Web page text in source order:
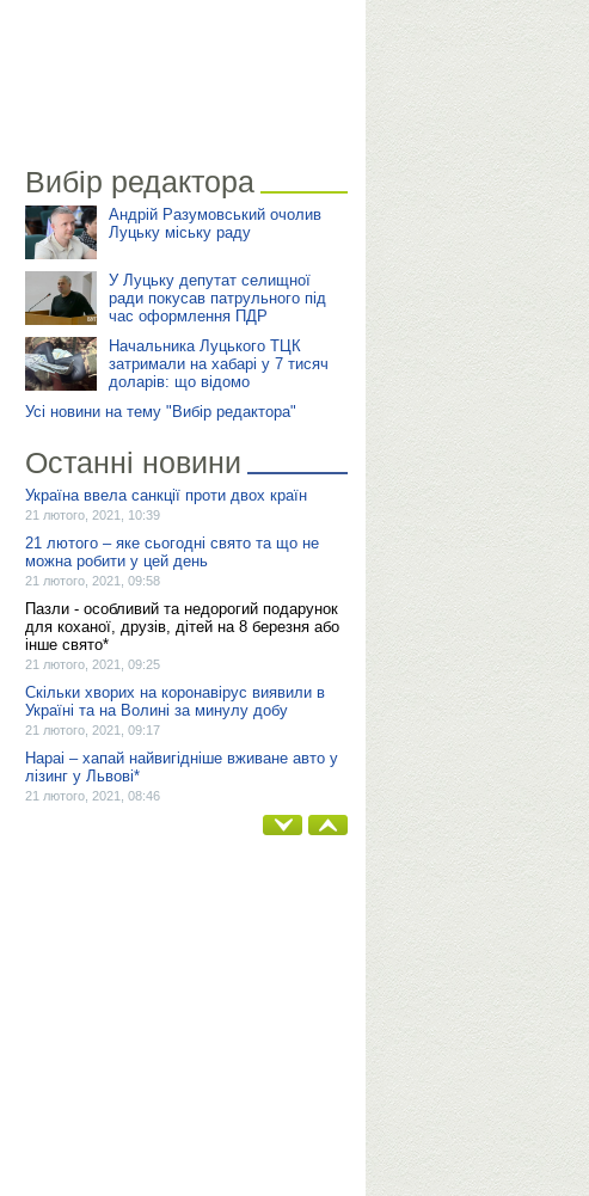
Вибір редактора
Андрій Разумовський очолив
Луцьку міську раду
У Луцьку депутат селищної
ради покусав патрульного під
час оформлення ПДР
Начальника Луцького ТЦК
затримали на хабарі у 7 тисяч
доларів: що відомо
Усі новини на тему "Вибір редактора"
Останні новини
Україна ввела санкції проти двох країн
21 лютого, 2021, 10:39
21 лютого – яке сьогодні свято та що не
можна робити у цей день
21 лютого, 2021, 09:58
Пазли - особливий та недорогий подарунок
для коханої, друзів, дітей на 8 березня або
інше свято*
21 лютого, 2021, 09:25
Скільки хворих на коронавірус виявили в
Україні та на Волині за минулу добу
21 лютого, 2021, 09:17
Hapai – хапай найвигідніше вживане авто у
лізинг у Львові*
21 лютого, 2021, 08:46